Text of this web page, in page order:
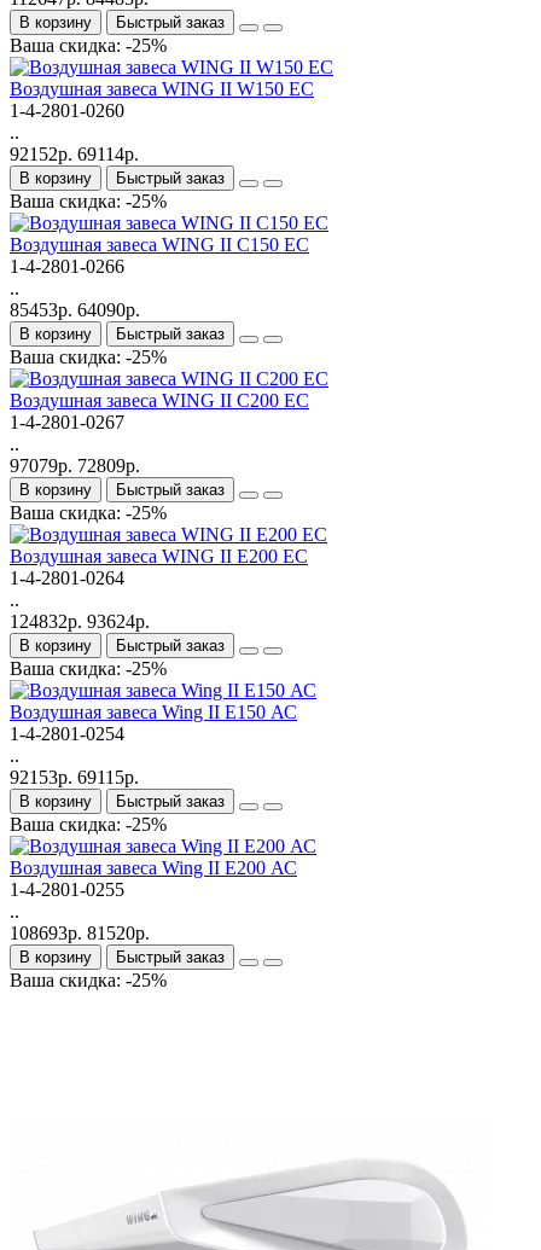
В корзину Быстрый заказ
Ваша скидка: -25%
Bоздушная завеса WING II W150 EC
1-4-2801-0260
..
92152р. 69114р.
В корзину Быстрый заказ
Ваша скидка: -25%
Bоздушная завеса WING II C150 EC
1-4-2801-0266
..
85453р. 64090р.
В корзину Быстрый заказ
Ваша скидка: -25%
Bоздушная завеса WING II C200 EC
1-4-2801-0267
..
97079р. 72809р.
В корзину Быстрый заказ
Ваша скидка: -25%
Bоздушная завеса WING II Е200 EC
1-4-2801-0264
..
124832р. 93624р.
В корзину Быстрый заказ
Ваша скидка: -25%
Bоздушная завеса Wing II E150 АС
1-4-2801-0254
..
92153р. 69115р.
В корзину Быстрый заказ
Ваша скидка: -25%
Bоздушная завеса Wing II E200 АС
1-4-2801-0255
..
108693р. 81520р.
В корзину Быстрый заказ
Ваша скидка: -25%